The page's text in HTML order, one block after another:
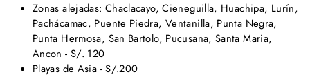
Zonas alejadas: Chaclacayo, Cieneguilla, Huachipa, Lurín,
Pachácamac, Puente Piedra, Ventanilla, Punta Negra,
Punta Hermosa, San Bartolo, Pucusana, Santa Maria,
Ancon - S/. 120
Playas de Asia - S/.200